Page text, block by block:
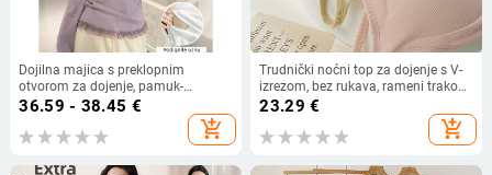
Dojilna majica s preklopnim
otvorom za dojenje, pamuk-
mješavina materijal, okrugli vrat,
36.59 - 38.45 €
add_shopping_cart
Trudnički noćni top za dojenje s V-
izrezom, bez rukava, rameni trakovi,
otvor za dojenje, 50–70% viskoza
23.29 €
add_shopping_cart